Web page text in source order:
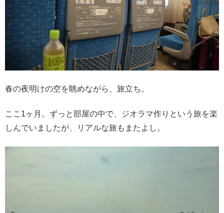
春の夜明けの空を眺めながら、旅立ち。
ここ1ヶ月。ずっと部屋の中で、ジオラマ作りという旅を楽
しんでいましたが、リアルな旅もまたよし。